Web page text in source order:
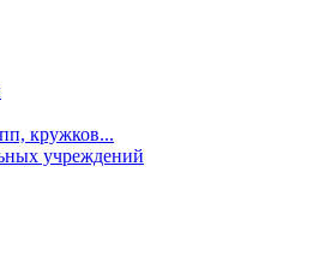
кружков...
учреждений